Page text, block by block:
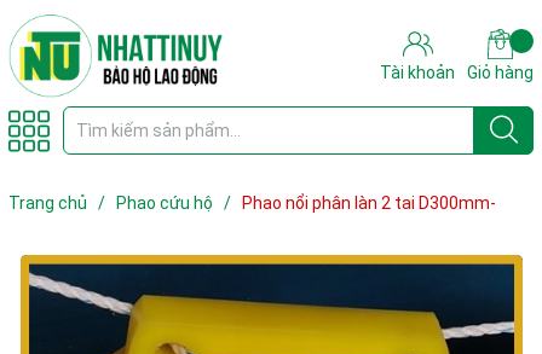
Tài khoản Giỏ hàng
Trang chủ / Phao cứu hộ /
Phao nổi phân làn 2 tai D300mm-